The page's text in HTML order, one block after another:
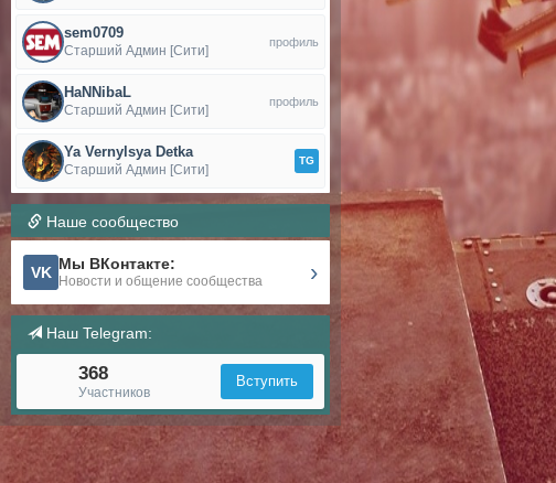
sem0709
Старший Админ [Сити]
профиль
HaNNibaL
Старший Админ [Сити]
профиль
Ya Vernylsya Detka
Старший Админ [Сити]
TG
Наше сообщество
VK Мы ВКонтакте:
Новости и общение сообщества ›
Наш Telegram:
368
Участников
Вступить